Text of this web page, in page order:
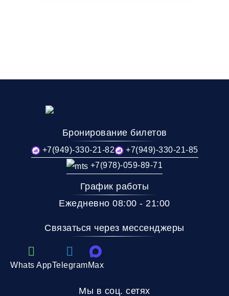
Бронирование билетов
+7(949)-330-21-82
+7(949)-330-21-85
+7(978)-059-89-71
График работы
Ежедневно 08:00 - 21:00
Связаться через мессенджеры
Whats AppTelegramMax
Мы в соц. сетях